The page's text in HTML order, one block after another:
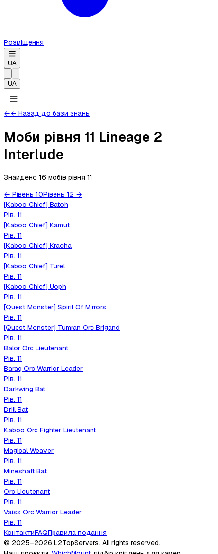
Розміщення
UA
UA
←← Назад до бази знань
Моби рівня 11 Lineage 2
Interlude
Знайдено 16 мобів рівня 11
← Рівень 10Рівень 12 →
[Kaboo Chief] Batoh
Рів. 11
[Kaboo Chief] Kamut
Рів. 11
[Kaboo Chief] Kracha
Рів. 11
[Kaboo Chief] Turel
Рів. 11
[Kaboo Chief] Uoph
Рів. 11
[Quest Monster] Spirit Of Mirrors
Рів. 11
[Quest Monster] Tumran Orc Brigand
Рів. 11
Balor Orc Lieutenant
Рів. 11
Baraq Orc Warrior Leader
Рів. 11
Darkwing Bat
Рів. 11
Drill Bat
Рів. 11
Kaboo Orc Fighter Lieutenant
Рів. 11
Magical Weaver
Рів. 11
Mineshaft Bat
Рів. 11
Orc Lieutenant
Рів. 11
Vaiss Orc Warrior Leader
Рів. 11
КонтактиFAQПравила подання
© 2025–2026 L2TopServers. All rights reserved.